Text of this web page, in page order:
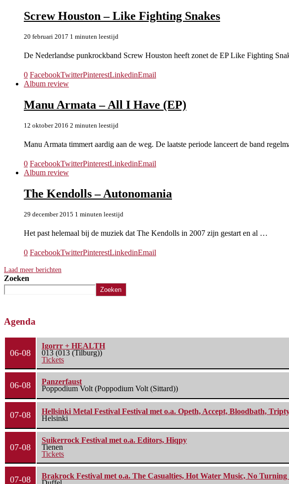
Screw Houston – Like Fighting Snakes
20 februari 2017 1 minuten leestijd
De Nederlandse punkrockband Screw Houston heeft zonet de EP Like Fighting
0 FacebookTwitterPinterestLinkedinEmail
Album review
Manu Armata – All I Have (EP)
12 oktober 2016 2 minuten leestijd
Manu Armata timmert aardig aan de weg. De laatste periode lanceert de band
0 FacebookTwitterPinterestLinkedinEmail
Album review
The Kendolls – Autonomania
29 december 2015 1 minuten leestijd
Het past helemaal bij de muziek dat The Kendolls in 2007 zijn gestart en al …
0 FacebookTwitterPinterestLinkedinEmail
Laad meer berichten
Zoeken
Zoeken
Agenda
06-08
Igorrr + HEALTH
013 (013 (Tilburg))
Tickets
06-08
Panzerfaust
Poppodium Volt (Poppodium Volt (Sittard))
07-08
Hellsinki Metal Festival Festival met o.a. Opeth, Accept, Bloodbath,
Helsinki
07-08
Suikerrock Festival met o.a. Editors, Hiqpy
Tienen
Tickets
07-08
Brakrock Festival met o.a. The Casualties, Hot Water Music, No